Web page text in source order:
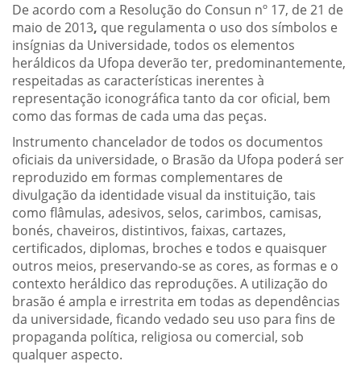
De acordo com a Resolução do Consun nº 17, de 21 de
maio de 2013, que regulamenta o uso dos símbolos e
insígnias da Universidade, todos os elementos
heráldicos da Ufopa deverão ter, predominantemente,
respeitadas as características inerentes à
representação iconográfica tanto da cor oficial, bem
como das formas de cada uma das peças.
Instrumento chancelador de todos os documentos
oficiais da universidade, o Brasão da Ufopa poderá ser
reproduzido em formas complementares de
divulgação da identidade visual da instituição, tais
como flâmulas, adesivos, selos, carimbos, camisas,
bonés, chaveiros, distintivos, faixas, cartazes,
certificados, diplomas, broches e todos e quaisquer
outros meios, preservando-se as cores, as formas e o
contexto heráldico das reproduções. A utilização do
brasão é ampla e irrestrita em todas as dependências
da universidade, ficando vedado seu uso para fins de
propaganda política, religiosa ou comercial, sob
qualquer aspecto.